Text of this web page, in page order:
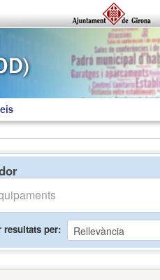
resultats per